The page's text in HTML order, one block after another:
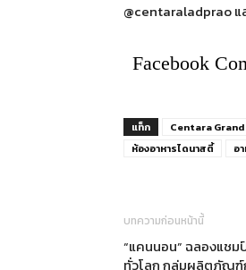
@centaraladprao
Facebook
แท็ก Centara
ห้องอาหารไดนาสตี้
อ
บทความก่อนหน้านี้
“แคนนอน” ฉลองแช
ทั่วโลก กลุ่มผลิตภัณ